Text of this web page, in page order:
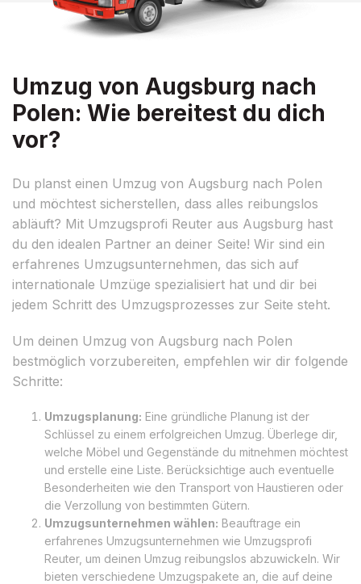
Umzug von Augsburg nach
Polen: Wie bereitest du dich
vor?
Du planst einen Umzug von Augsburg nach Polen
und möchtest sicherstellen, dass alles reibungslos
abläuft? Mit Umzugsprofi Reuter aus Augsburg hast
du den idealen Partner an deiner Seite! Wir sind ein
erfahrenes Umzugsunternehmen, das sich auf
internationale Umzüge spezialisiert hat und dir bei
jedem Schritt des Umzugsprozesses zur Seite steht.
Um deinen Umzug von Augsburg nach Polen
bestmöglich vorzubereiten, empfehlen wir dir folgende
Schritte:
Umzugsplanung: Eine gründliche Planung ist der
Schlüssel zu einem erfolgreichen Umzug. Überlege dir,
welche Möbel und Gegenstände du mitnehmen möchtest
und erstelle eine Liste. Berücksichtige auch eventuelle
Besonderheiten wie den Transport von Haustieren oder
die Verzollung von bestimmten Gütern.
Umzugsunternehmen wählen: Beauftrage ein
erfahrenes Umzugsunternehmen wie Umzugsprofi
Reuter, um deinen Umzug reibungslos abzuwickeln. Wir
bieten verschiedene Umzugspakete an, die auf deine